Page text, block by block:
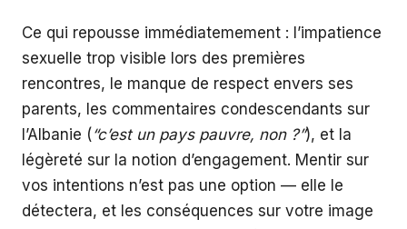
Ce qui repousse immédiatemement : l’impatience
sexuelle trop visible lors des premières
rencontres, le manque de respect envers ses
parents, les commentaires condescendants sur
l’Albanie (“c’est un pays pauvre, non ?”), et la
légèreté sur la notion d’engagement. Mentir sur
vos intentions n’est pas une option — elle le
détectera, et les conséquences sur votre image